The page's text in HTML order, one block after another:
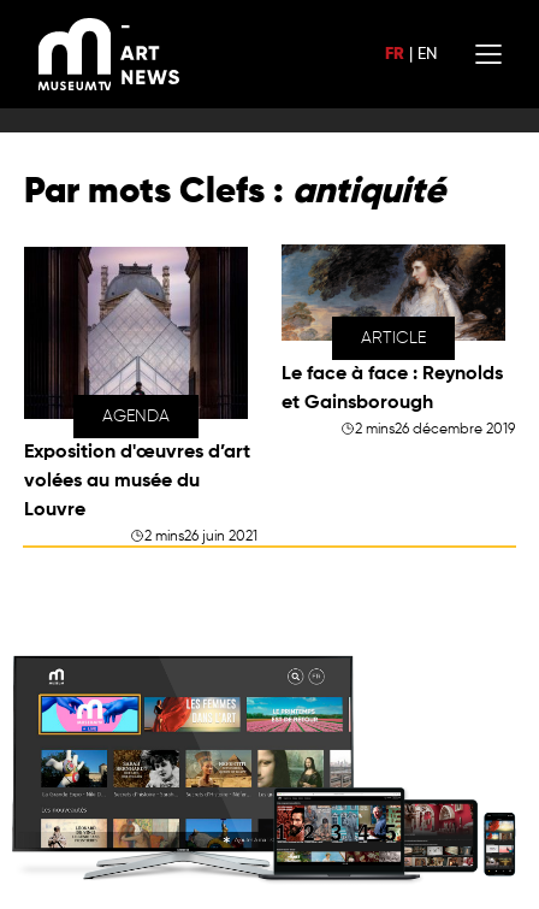
contenu
FR EN
Par mots Clefs : antiquité
AGENDA
Exposition d'œuvres d’art
volées au musée du
Louvre
2 mins26 juin 2021
ARTICLE
Le face à face : Reynolds
et Gainsborough
2 mins26 décembre 2019